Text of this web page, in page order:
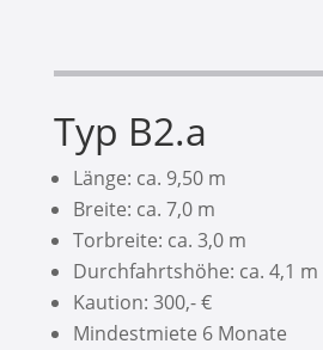
Typ B2.a
Länge: ca. 9,50 m
Breite: ca. 7,0 m
Torbreite: ca. 3,0 m
Durchfahrtshöhe: ca. 4,1 m
Kaution: 300,- €
Mindestmiete 6 Monate